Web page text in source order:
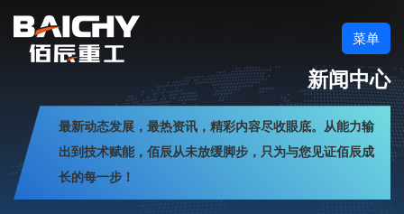
菜单
新闻中心
最新动态发展，最热资讯，精彩内容尽收眼底。从能力输
出到技术赋能，佰辰从未放缓脚步，只为与您见证佰辰成
长的每一步！